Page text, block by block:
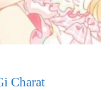
Charat